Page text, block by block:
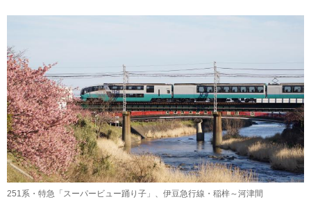
251系・特急「スーパービュー踊り子」、伊豆急行線・稲梓～河津間